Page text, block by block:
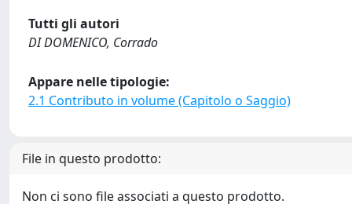
Tutti gli autori
DI DOMENICO, Corrado
Appare nelle tipologie:
2.1 Contributo in volume (Capitolo o Saggio)
File in questo prodotto:
Non ci sono file associati a questo prodotto.